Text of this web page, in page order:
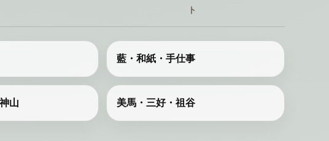
ト
藍・和紙・手仕事
山 美馬・三好・祖谷